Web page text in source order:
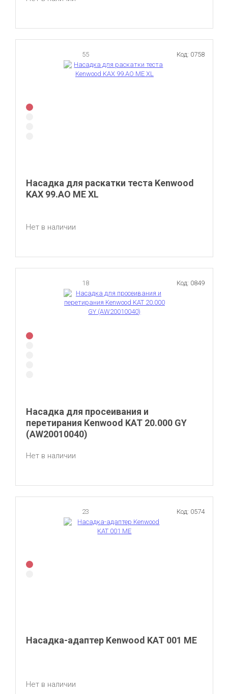
55
Насадка для раскатки теста Kenwood
KAX 99.AO ME XL
Код: 0758
Нет в наличии
18
Насадка для просеивания и
перетирания Kenwood KAT 20.000 GY
(AW20010040)
Код: 0849
Нет в наличии
23
Насадка-адаптер Kenwood KAT 001 ME
Код: 0574
Нет в наличии